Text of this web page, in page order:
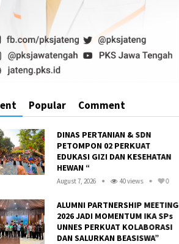
Popular Comment
DINAS PERTANIAN & SDN
PETOMPON 02 PERKUAT
EDUKASI GIZI DAN KESEHATAN
HEWAN “
August 7, 2026 40 views 0
ALUMNI PARTNERSHIP MEETING
2026 JADI MOMENTUM IKA SPs
UNNES PERKUAT KOLABORASI
DAN SALURKAN BEASISWA”